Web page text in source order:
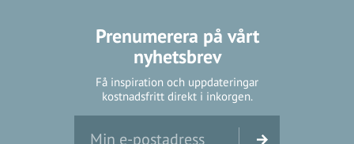
Prenumerera på vårt
nyhetsbrev
Få inspiration och uppdateringar
kostnadsfritt direkt i inkorgen.